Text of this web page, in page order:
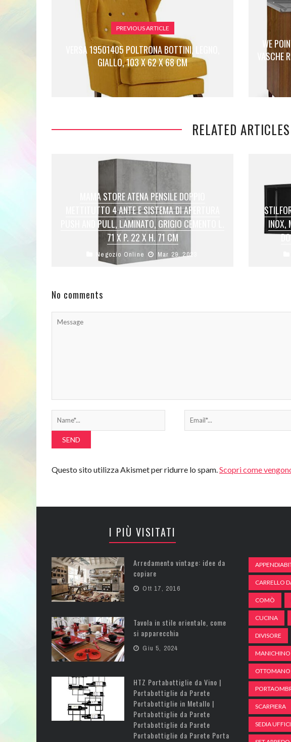
PREVIOUS ARTICLE
VERSA 19501405 POLTRONA BOTTINI, LEGNO,
GIALLO, 103 X 62 X 68 CM
WE
RELATED ARTICLES
MAMA STORE ATENA PENSILE DOPPIO
METTITUTTO 4 ANTE E SISTEMA DI APERTURA
PUSH AND PULL, LAMINATO, GRIGIO CEMENTO L.
71 X P. 22 X H. 71 CM
DIMENSIONI: L. 71 cm x P. 22 cm x H. 71 cm
MATERIALE: Pannello Nobilitato FINITURA:
Negozio Online Mar 29, 2023
INOX,
No comments
Questo sito utilizza Akismet per ridurre lo spam.Scopri come
I PIÙ VISITATI
Arredamento vintage: idee da
copiare
Ott 17, 2016
Tavola in stile orientale, come
si apparecchia
Giu 5, 2024
HTZ Portabottiglie da Vino |
Portabottiglie da Parete
Portabottiglie in Metallo |
Portabottiglie da Parete
Portabottiglie da Parete
Portabottiglie da Parete Porta
CARRELLO
COMÒ
CUCINA
DIVISORE
MANICHINO
OTTOMANO
SCARPIERA
SEDIA